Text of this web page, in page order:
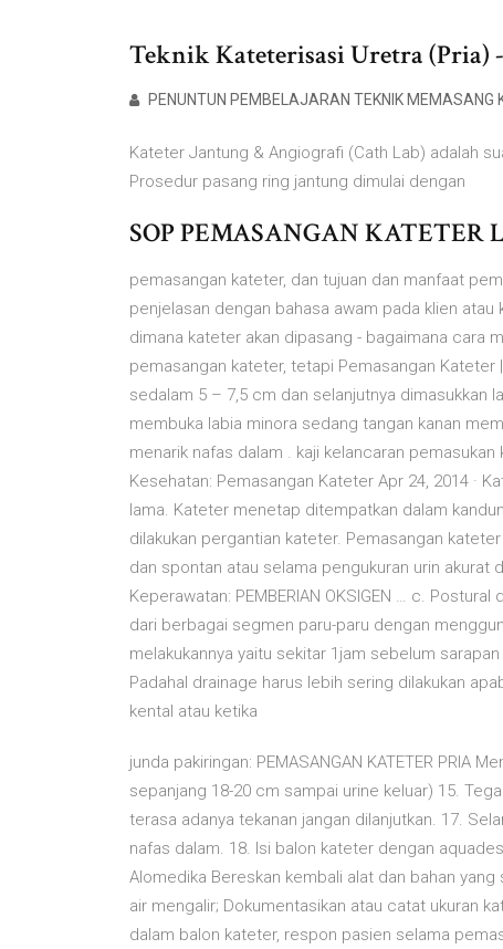
Teknik Kateterisasi Uretra (Pria)
PENUNTUN PEMBELAJARAN TEKNIK MEMASANG
Kateter Jantung & Angiografi (Cath Lab) adalah
Prosedur pasang ring jantung dimulai dengan
SOP PEMASANGAN
pemasangan kateter, dan tujuan dan manfaat
penjelasan dengan bahasa awam pada klien
dimana kateter akan dipasang - bagaimana cara
pemasangan kateter, tetapi Pemasangan Kateter
sedalam 5 – 7,5 cm dan selanjutnya dimasukkan
membuka labia minora sedang tangan kanan
menarik nafas dalam . kaji kelancaran
Kesehatan: Pemasangan Kateter Apr 24, 2014 ·
lama. Kateter menetap ditempatkan dalam
dilakukan pergantian kateter. Pemasangan
dan spontan atau selama pengukuran urin akurat
Keperawatan: PEMBERIAN OKSIGEN … c.
dari berbagai segmen paru-paru dengan
melakukannya yaitu sekitar 1jam sebelum
Padahal drainage harus lebih sering dilakukan
kental atau ketika
junda pakiringan: PEMASANGAN KATETER PRIA
sepanjang 18-20 cm sampai urine keluar) 15.
terasa adanya tekanan jangan dilanjutkan. 17.
nafas dalam. 18. Isi balon kateter dengan
Alomedika Bereskan kembali alat dan bahan
air mengalir; Dokumentasikan atau catat ukuran
dalam balon kateter, respon pasien selama